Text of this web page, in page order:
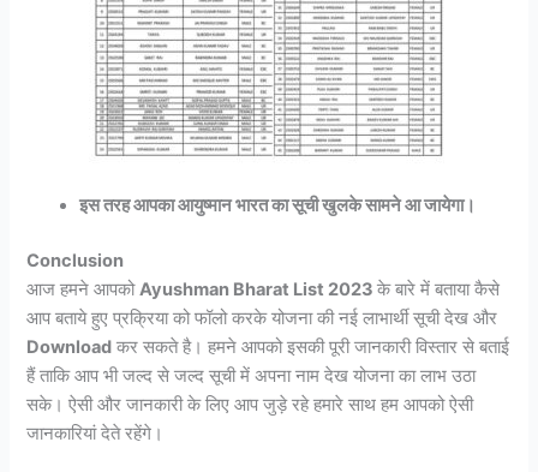
इस तरह आपका आयुष्मान भारत का सूची खुलके सामने आ जायेगा।
Conclusion
आज हमने आपकोAyushman Bharat List 2023के बारे में बताया कैसे
आप बताये हुए प्रक्रिया को फॉलो करके योजना की नई लाभार्थी सूची देख और
Download कर सकते है। हमने आपको इसकी पूरी जानकारी विस्तार से बताई
हैं ताकि आप भी जल्द से जल्द सूची में अपना नाम देख योजना का लाभ उठा
सके। ऐसी और जानकारी के लिए आप जुड़े रहे हमारे साथ हम आपको ऐसी
जानकारियां देते रहेंगे।